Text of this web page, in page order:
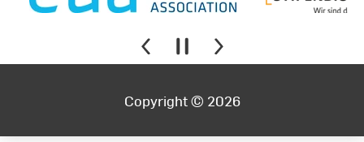
Copyright © 2026